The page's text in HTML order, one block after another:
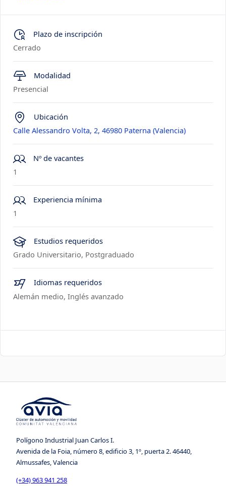
Plazo de inscripción
Cerrado
Modalidad
Presencial
Ubicación
Calle Alessandro Volta, 2, 46980 Paterna (Valencia)
Nº de vacantes
1
Experiencia mínima
1
Estudios requeridos
Grado Universitario, Postgraduado
Idiomas requeridos
Alemán medio, Inglés avanzado
Polígono Industrial Juan Carlos I.
Avenida de la Foia, número 8, edificio 3, 1º, puerta 2. 46440,
Almussafes, Valencia
(+34) 963 941 258